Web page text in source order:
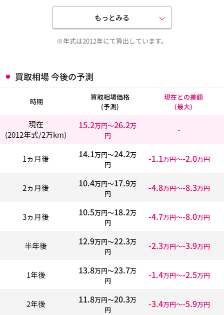
もっとみる
※年式は2012年にて算出しています。
買取相場 今後の予測
時期
買取相場価格
(予測)
現在との差額
(最大)
現在
(2012年式/2万km)
15.2万円〜26.2万
円
-
1ヵ月後 14.1万円〜24.2万
円
-1.1万円〜-2.0万円
2ヵ月後 10.4万円〜17.9万
円
-4.8万円〜-8.3万円
3ヵ月後 10.5万円〜18.2万
円
-4.7万円〜-8.0万円
半年後 12.9万円〜22.3万
円
-2.3万円〜-3.9万円
1年後 13.8万円〜23.7万
円
-1.4万円〜-2.5万円
2年後 11.8万円〜20.3万
円
-3.4万円〜-5.9万円